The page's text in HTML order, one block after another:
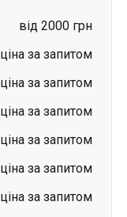
від 2000 грн
ціна за запитом
ціна за запитом
ціна за запитом
ціна за запитом
ціна за запитом
ціна за запитом